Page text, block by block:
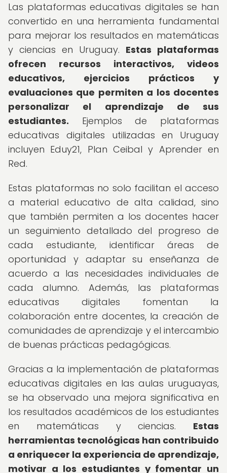
Las plataformas educativas digitales se han
convertido en una herramienta fundamental
para mejorar los resultados en matemáticas
y ciencias en Uruguay. Estas plataformas
ofrecen recursos interactivos, videos
educativos, ejercicios prácticos y
evaluaciones que permiten a los docentes
personalizar el aprendizaje de sus
estudiantes. Ejemplos de plataformas
educativas digitales utilizadas en Uruguay
incluyen Eduy21, Plan Ceibal y Aprender en
Red.
Estas plataformas no solo facilitan el acceso
a material educativo de alta calidad, sino
que también permiten a los docentes hacer
un seguimiento detallado del progreso de
cada estudiante, identificar áreas de
oportunidad y adaptar su enseñanza de
acuerdo a las necesidades individuales de
cada alumno. Además, las plataformas
educativas digitales fomentan la
colaboración entre docentes, la creación de
comunidades de aprendizaje y el intercambio
de buenas prácticas pedagógicas.
Gracias a la implementación de plataformas
educativas digitales en las aulas uruguayas,
se ha observado una mejora significativa en
los resultados académicos de los estudiantes
en matemáticas y ciencias. Estas
herramientas tecnológicas han contribuido
a enriquecer la experiencia de aprendizaje,
motivar a los estudiantes y fomentar un